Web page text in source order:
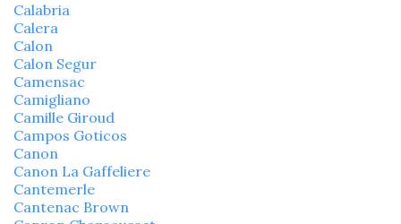
Calabria
Calera
Calon
Calon Segur
Camensac
Camigliano
Camille Giroud
Campos Goticos
Canon
Canon La Gaffeliere
Cantemerle
Cantenac Brown